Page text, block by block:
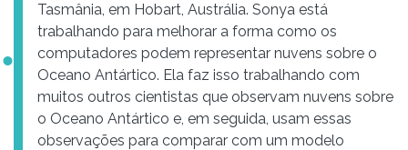
Tasmânia, em Hobart, Austrália. Sonya está
trabalhando para melhorar a forma como os
computadores podem representar nuvens sobre o
Oceano Antártico. Ela faz isso trabalhando com
muitos outros cientistas que observam nuvens sobre
o Oceano Antártico e, em seguida, usam essas
observações para comparar com um modelo